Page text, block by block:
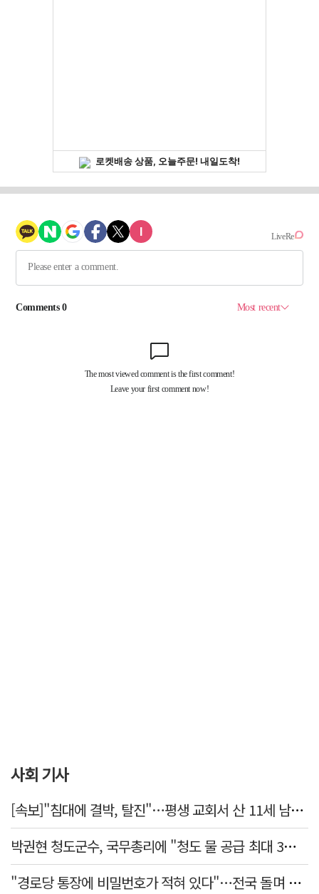
사회 기사
[속보]"침대에 결박, 탈진"…평생 교회서 산 11세 남아, 병원 이송 끝 숨져
박권현 청도군수, 국무총리에 "청도 물 공급 최대 3만t 늘려달라"
"경로당 통장에 비밀번호가 적혀 있다"…전국 돌며 경로당 13곳 턴 30대 구속